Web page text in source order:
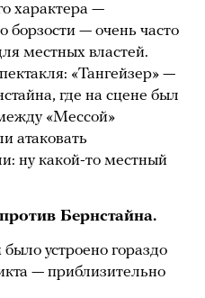
характера —
борзости — очень часто
местных властей.
«Тангейзер» —
где на сцене был
«Мессой»
атаковать
ну какой-то местный
Бернстайна.
устроено гораздо
— приблизительно